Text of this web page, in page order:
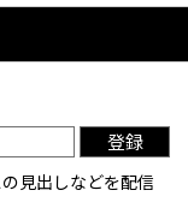
登録
見出しなどを配信